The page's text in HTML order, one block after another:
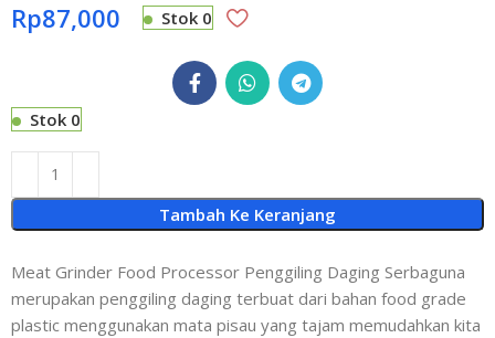
Rp87,000 Stok 0
Stok 0
Tambah Ke Keranjang
Meat Grinder Food Processor Penggiling Daging Serbaguna
merupakan penggiling daging terbuat dari bahan food grade
plastic menggunakan mata pisau yang tajam memudahkan kita